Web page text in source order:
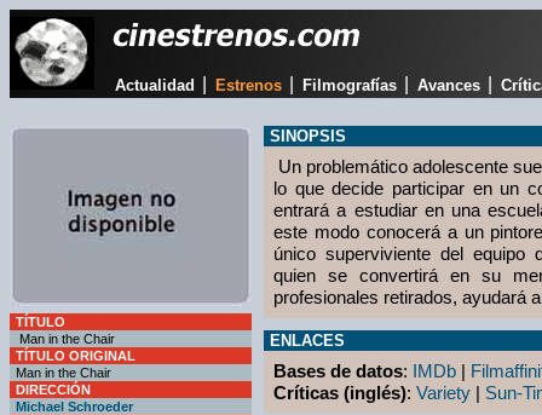
Actualidad Estrenos Filmografías Avances
TÍTULO
Man in the Chair
TÍTULO ORIGINAL
Man in the Chair
DIRECCIÓN
Michael Schroeder
SINOPSIS
Un problemático adolescente
lo que decide participar en un
entrará a estudiar en una
este modo conocerá a un
único superviviente del equipo
quien se convertirá en su
profesionales retirados, ayudará
ENLACES
Bases de datos: IMDb |
Críticas (inglés): Variety | Sun-